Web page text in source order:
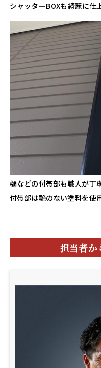
シャッターBOXも綺麗に仕
樋などの付帯部も職人が丁
付帯部は艶のない塗料を使
担当者か